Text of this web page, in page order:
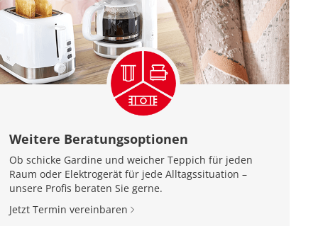
Weitere Beratungsoptionen
Ob schicke Gardine und weicher Teppich für jeden
Raum oder Elektrogerät für jede Alltagssituation –
unsere Profis beraten Sie gerne.
Jetzt Termin vereinbaren